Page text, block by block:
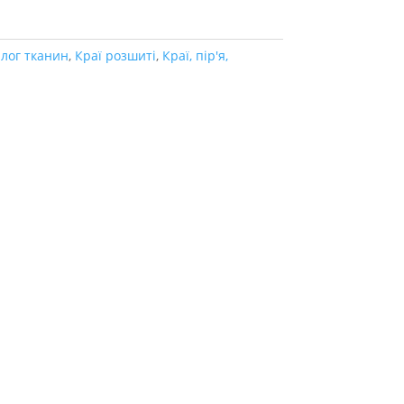
тканин, Краї розшиті, Краї, пір'я,